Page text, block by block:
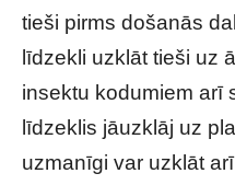
tieši pirms došanās
līdzekli uzklāt tieši uz
insektu kodumiem arī
līdzeklis jāuzklāj uz
uzmanīgi var uzklāt